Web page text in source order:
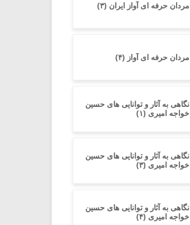
مردان حرفه ای آواز ایران (۳)
مردان حرفه ای آواز (۴)
نگاهی به آثار و توانایی های حسین
خواجه امیری (۱)
نگاهی به آثار و توانایی های حسین
خواجه امیری (۳)
نگاهی به آثار و توانایی های حسین
خواجه امیری (۴)